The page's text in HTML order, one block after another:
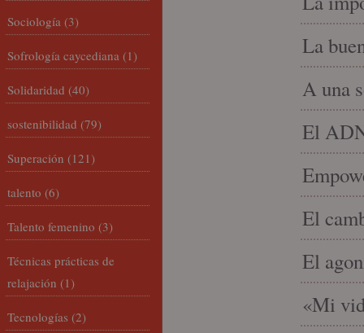
La
A una
El
El
El
«Mi
Sociología (3)
Sofrología caycediana (1)
Solidaridad (40)
sostenibilidad (79)
Superación (121)
talento (6)
Talento femenino (3)
Técnicas prácticas de
relajación (1)
Tecnologías (2)